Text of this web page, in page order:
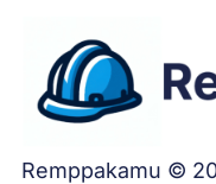
Remppakamu ©